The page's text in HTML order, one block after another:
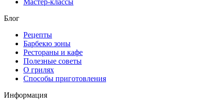
Мастер-классы
Блог
Рецепты
Барбекю зоны
Рестораны и кафе
Полезные советы
О грилях
Способы приготовления
Информация